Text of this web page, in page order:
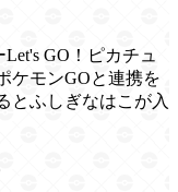
GO！ピカチュ
ケモンGOと連携を
とふしぎなはこが入